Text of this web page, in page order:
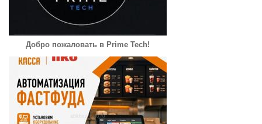
Добро пожаловать в Prime Tech!